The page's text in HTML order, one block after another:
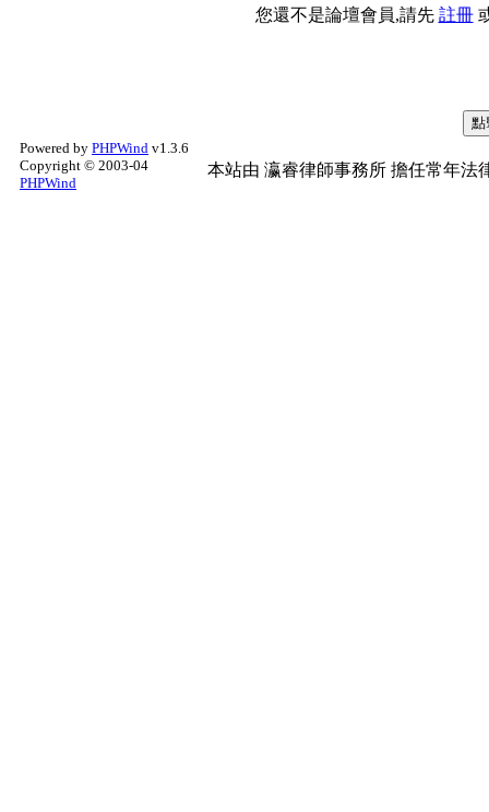
您還不是論壇會員,請先 註冊
Powered by PHPWind v1.3.6
Copyright © 2003-04
PHPWind
本站由 瀛睿律師事務所 擔任常年法